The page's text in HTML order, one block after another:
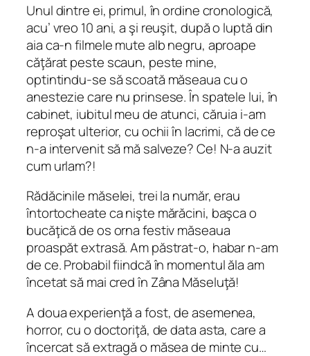
Unul dintre ei, primul, în ordine cronologică,
acu’ vreo 10 ani, a şi reuşit, după o luptă din
aia ca-n filmele mute alb negru, aproape
căţărat peste scaun, peste mine,
optintindu-se să scoată măseaua cu o
anestezie care nu prinsese. În spatele lui, în
cabinet, iubitul meu de atunci, căruia i-am
reproşat ulterior, cu ochii în lacrimi, că de ce
n-a intervenit să mă salveze? Ce! N-a auzit
cum urlam?!
Rădăcinile măselei, trei la număr, erau
întortocheate ca nişte mărăcini, başca o
bucăţică de os orna festiv măseaua
proaspăt extrasă. Am păstrat-o, habar n-am
de ce. Probabil fiindcă în momentul ăla am
încetat să mai cred în Zâna Măseluţă!
A doua experienţă a fost, de asemenea,
horror, cu o doctoriţă, de data asta, care a
încercat să extragă o măsea de minte cu…